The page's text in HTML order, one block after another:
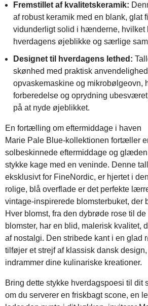
Fremstillet af kvalitetskeramik:
af robust keramik med en blank, glat
vidunderligt solid i hænderne, hvilket
hverdagens øjeblikke og særlige
Designet til hverdagens lethed:
skønhed med praktisk
opvaskemaskine og mikrobølgeovn,
forberedelse og oprydning
på at nyde øjeblikket.
En fortælling om eftermiddage i haven
Marie Pale Blue-kollektionen fortæller
solbeskinnede eftermiddage og
stykke kage med en veninde. Denne
eksklusivt for FineNordic, er hjertet i
rolige, blå overflade er det perfekte
vintage-inspirerede blomsterbuket, der
Hver blomst, fra den dybrøde rose til
blomster, har en blid, malerisk kvalitet,
af nostalgi. Den stribede kant i en glad
tilføjer et strejf af klassisk dansk
indrammer dine kulinariske kreationer.
Bring dette stykke hverdagspoesi til dit
om du serverer en friskbagt scone, en